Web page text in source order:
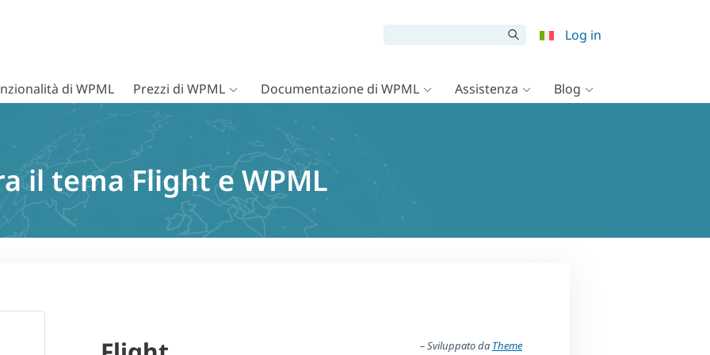
Log in
di WPML Prezzi di WPML Documentazione di WPML Assistenza Blog
il tema Flight e WPML
– Sviluppato da Theme